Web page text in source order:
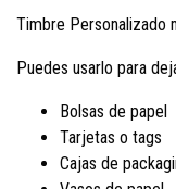
Timbre Personalizado
Puedes usarlo para
Bolsas de papel
Tarjetas o tags
Cajas de